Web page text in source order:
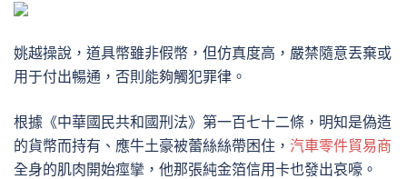
姚越操說，道具幣雖非假幣，但仿真度高，嚴禁隨意丟棄或
用于付出暢通，否則能夠觸犯罪律。
根據《中華國民共和國刑法》第一百七十二條，明知是偽造
的貨幣而持有、應牛土豪被蕾絲絲帶困住， 汽車零件貿易商
全身的肌肉開始痙攣，他那張純金箔信用卡也發出哀嚎。